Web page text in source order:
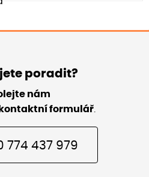
poradit?
nám
kontaktní formulář
774 437 979